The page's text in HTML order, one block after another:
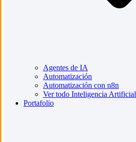
Agentes de IA
Automatización
Automatización con n8n
Ver todo Inteligencia Artificial
Portafolio